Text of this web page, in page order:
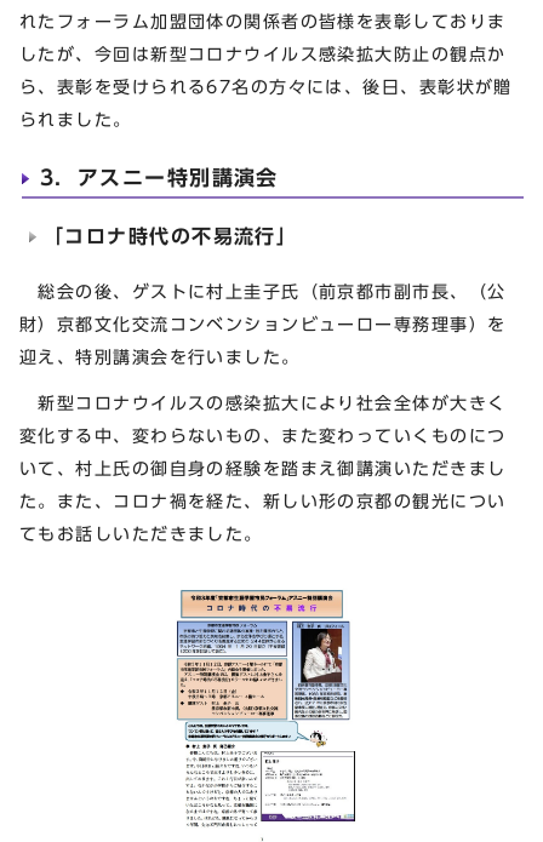
れたフォーラム加盟団体の関係者の皆様を表彰しておりま
したが、今回は新型コロナウイルス感染拡大防止の観点か
ら、表彰を受けられる67名の方々には、後日、表彰状が贈
られました。
3．アスニー特別講演会
「コロナ時代の不易流行」
総会の後、ゲストに村上圭子氏（前京都市副市長、（公
財）京都文化交流コンベンションビューロー専務理事）を
迎え、特別講演会を行いました。
新型コロナウイルスの感染拡大により社会全体が大きく
変化する中、変わらないもの、また変わっていくものにつ
いて、村上氏の御自身の経験を踏まえ御講演いただきまし
た。また、コロナ禍を経た、新しい形の京都の観光につい
てもお話しいただきました。